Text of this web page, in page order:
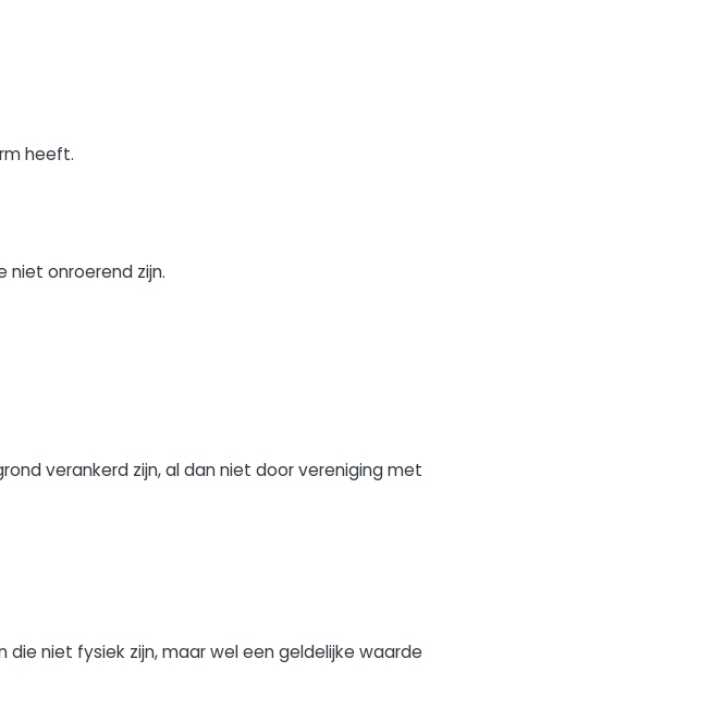
heeft.
niet onroerend zijn.
verankerd zijn, al dan niet door vereniging met
niet fysiek zijn, maar wel een geldelijke waarde